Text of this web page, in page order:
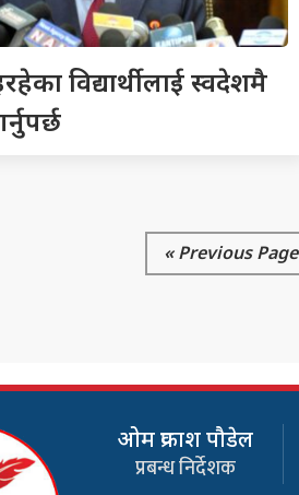
विद्यार्थीलाई स्वदेशमै
« Previous Page
ओम प्रकाश पौडेल
प्रबन्ध निर्देशक